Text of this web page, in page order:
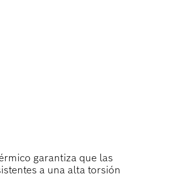
garantiza que las
a una alta torsión